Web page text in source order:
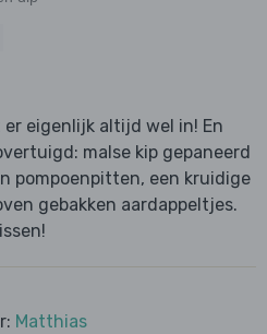
eigenlijk altijd wel in! En
malse kip gepaneerd
pompoenpitten, een kruidige
gebakken aardappeltjes.
Matthias